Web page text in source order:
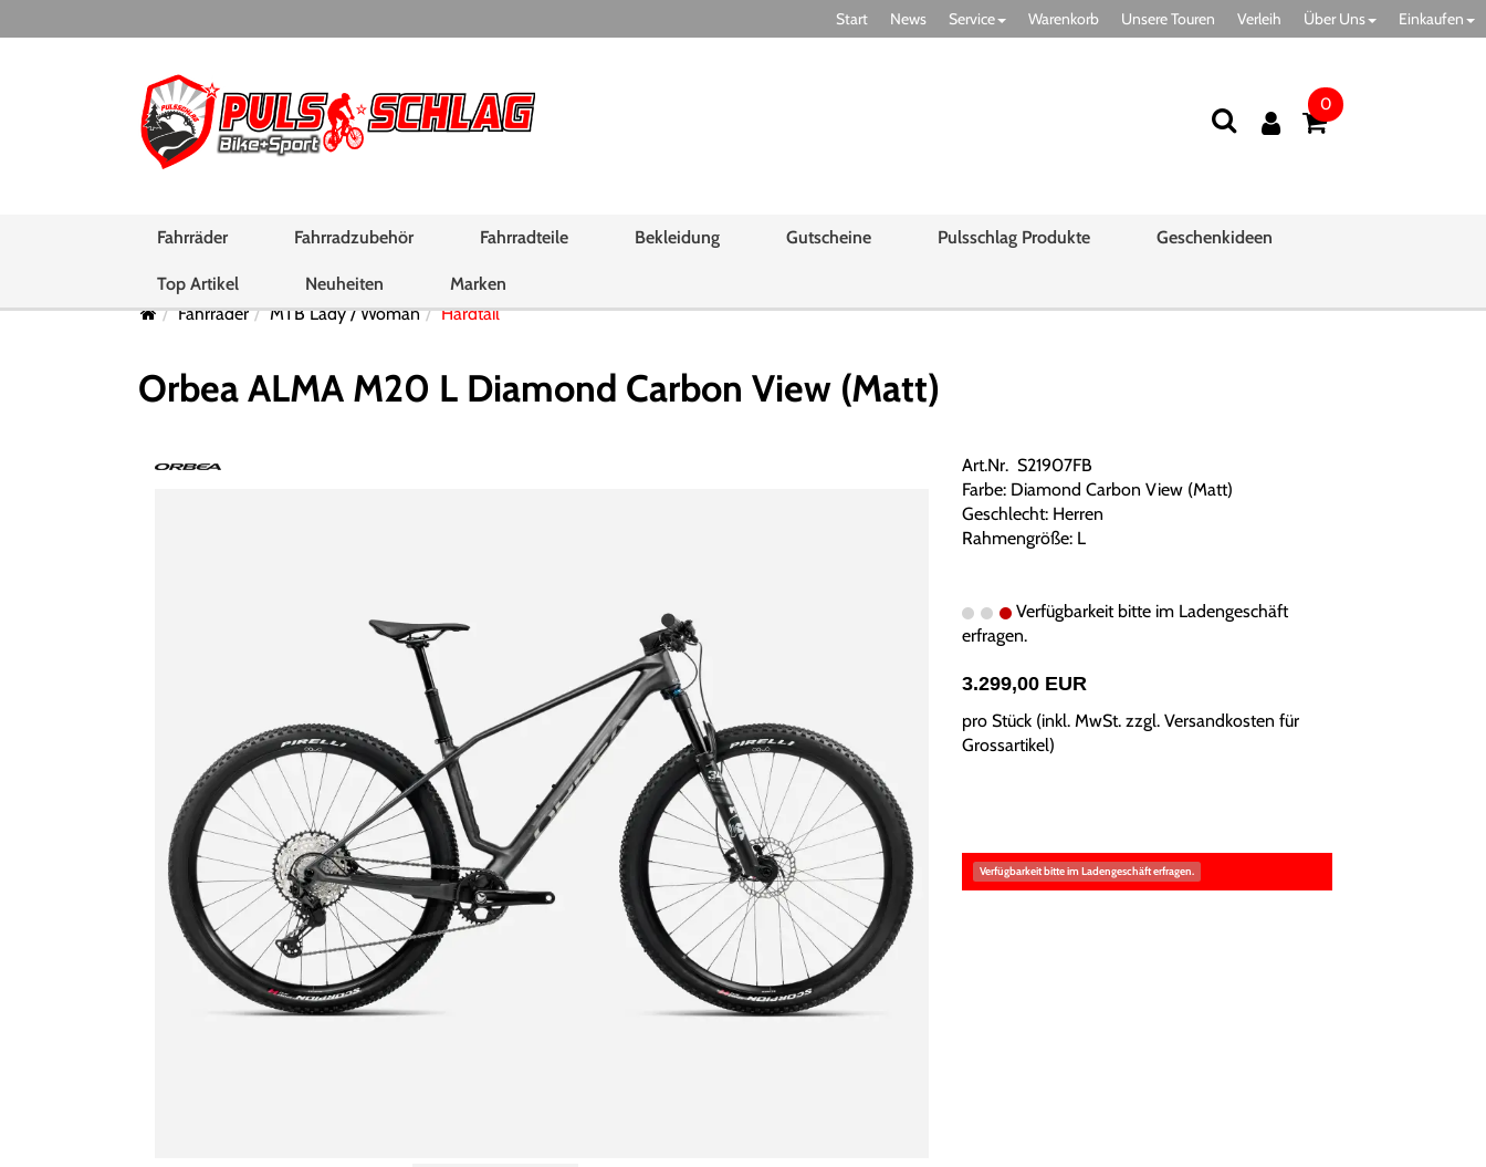
Start News Service Warenkorb Unsere Touren Verleih Über Uns Einkaufen
0
Fahrräder Fahrradzubehör Fahrradteile Bekleidung Gutscheine Pulsschlag Produkte Geschenkideen
Top Artikel Neuheiten
Marken
Fahrräder
MTB Lady / Woman Hardtail
Orbea ALMA M20 L Diamond Carbon View (Matt)
Art.Nr. S21907FB
Farbe: Diamond Carbon View (Matt)
Geschlecht: Herren
Rahmengröße: L
Verfügbarkeit bitte im Ladengeschäft
erfragen.
3.299,00 EUR
pro Stück (inkl. MwSt. zzgl. Versandkosten für
Grossartikel)
Verfügbarkeit bitte im Ladengeschäft erfragen.